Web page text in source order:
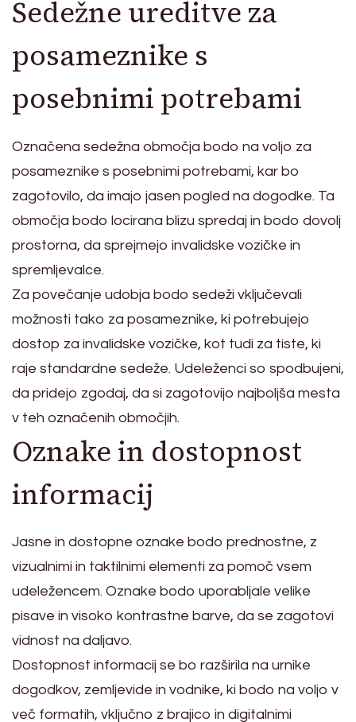
Sedežne ureditve za
posameznike s
posebnimi potrebami
Označena sedežna območja bodo na voljo za
posameznike s posebnimi potrebami, kar bo
zagotovilo, da imajo jasen pogled na dogodke. Ta
območja bodo locirana blizu spredaj in bodo dovolj
prostorna, da sprejmejo invalidske vozičke in
spremljevalce.
Za povečanje udobja bodo sedeži vključevali
možnosti tako za posameznike, ki potrebujejo
dostop za invalidske vozičke, kot tudi za tiste, ki
raje standardne sedeže. Udeleženci so spodbujeni,
da pridejo zgodaj, da si zagotovijo najboljša mesta
v teh označenih območjih.
Oznake in dostopnost
informacij
Jasne in dostopne oznake bodo prednostne, z
vizualnimi in taktilnimi elementi za pomoč vsem
udeležencem. Oznake bodo uporabljale velike
pisave in visoko kontrastne barve, da se zagotovi
vidnost na daljavo.
Dostopnost informacij se bo razširila na urnike
dogodkov, zemljevide in vodnike, ki bodo na voljo v
več formatih, vključno z brajico in digitalnimi